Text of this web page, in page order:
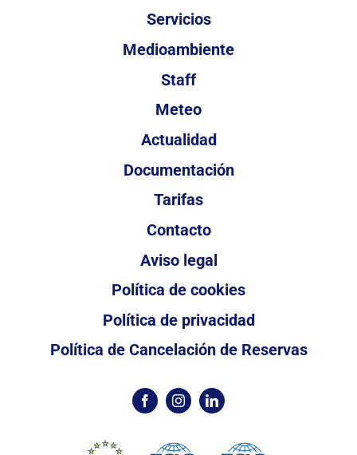
Servicios
Medioambiente
Staff
Meteo
Actualidad
Documentación
Tarifas
Contacto
Aviso legal
Política de cookies
Política de privacidad
Política de Cancelación de Reservas